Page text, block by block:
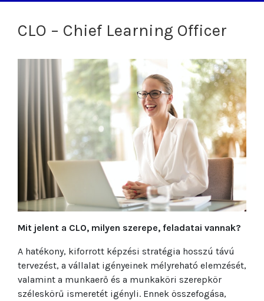
CLO – Chief Learning Officer
Mit jelent a CLO, milyen szerepe, feladatai vannak?
A hatékony, kiforrott képzési stratégia hosszú távú
tervezést, a vállalat igényeinek mélyreható elemzését,
valamint a munkaerő és a munkaköri szerepkör
széleskörű ismeretét igényli. Ennek összefogása,